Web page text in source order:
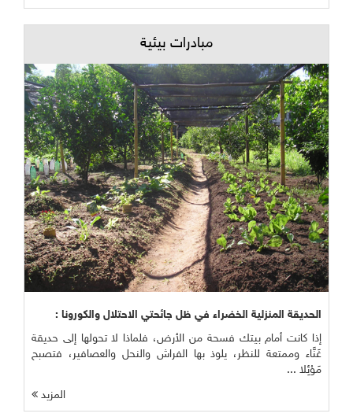
مبادرات بيئية
الحديقة المنزلية الخضراء في ظل جائحتي الاحتلال والكورونا :
إذا كانت أمام بيتك فسحة من الأرض، فلماذا لا تحولها إلى حديقة
غَنَّاء وممتعة للنظر، يلوذ بها الفراش والنحل والعصافير، فتصبح
مَوْئِلا ...
المزيد